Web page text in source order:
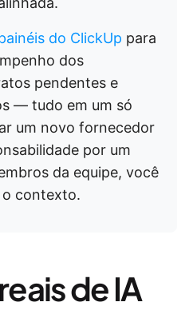
do ClickUp para
dos
pendentes e
— tudo em um só
um novo fornecedor
por um
da equipe, você
o contexto.
de IA